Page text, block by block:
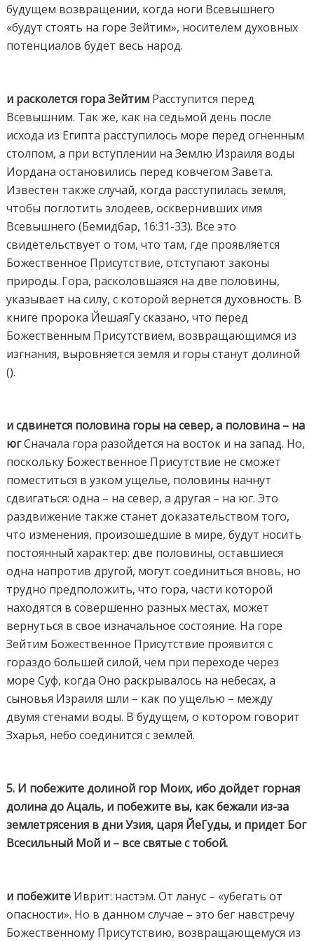
будущем возвращении, когда ноги Всевышнего
«будут стоять на горе Зейтим», носителем духовных
потенциалов будет весь народ.
и расколется гора Зейтим Расступится перед
Всевышним. Так же, как на седьмой день после
исхода из Египта расступилось море перед огненным
столпом, а при вступлении на Землю Израиля воды
Иордана остановились перед ковчегом Завета.
Известен также случай, когда расступилась земля,
чтобы поглотить злодеев, осквернивших имя
Всевышнего (Бемидбар, 16:31-33). Все это
свидетельствует о том, что там, где проявляется
Божественное Присутствие, отступают законы
природы. Гора, расколовшаяся на две половины,
указывает на силу, с которой вернется духовность. В
книге пророка ЙешаяГу сказано, что перед
Божественным Присутствием, возвращающимся из
изгнания, выровняется земля и горы станут долиной
().
и сдвинется половина горы на север, а половина – на
югСначала гора разойдется на восток и на запад. Но,
поскольку Божественное Присутствие не сможет
поместиться в узком ущелье, половины начнут
сдвигаться: одна – на север, а другая – на юг. Это
раздвижение также станет доказательством того,
что изменения, произошедшие в мире, будут носить
постоянный характер: две половины, оставшиеся
одна напротив другой, могут соединиться вновь, но
трудно предположить, что гора, части которой
находятся в совершенно разных местах, может
вернуться в свое изначальное состояние. На горе
Зейтим Божественное Присутствие проявится с
гораздо большей силой, чем при переходе через
море Суф, когда Оно раскрывалось на небесах, а
сыновья Израиля шли – как по ущелью – между
двумя стенами воды. В будущем, о котором говорит
Зхарья, небо соединится с землей.
5. И побежите долиной гор Моих, ибо дойдет горная
долина до Ацаль, и побежите вы, как бежали из-за
землетрясения в дни Узия, царя ЙеГуды, и придет Бог
Всесильный Мой и – все святые с тобой.
и побежите Иврит: настэм. От ланус – «убегать от
опасности». Но в данном случае – это бег навстречу
Божественному Присутствию, возвращающемуся из